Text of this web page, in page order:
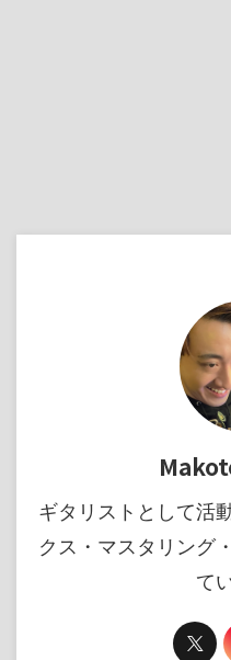
ギタリストとして活
クス・マスタリング
て